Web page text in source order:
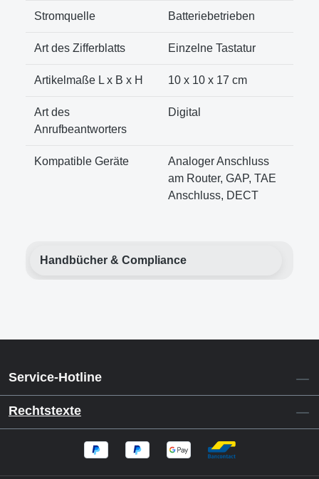
Stromquelle Batteriebetrieben
Art des Zifferblatts Einzelne Tastatur
Artikelmaße L x B x H 10 x 10 x 17 cm
Art des
Anrufbeantworters
Digital
Kompatible Geräte
Analoger Anschluss
am Router, GAP, TAE
Anschluss, DECT
Handbücher & Compliance
Service-Hotline
Rechtstexte